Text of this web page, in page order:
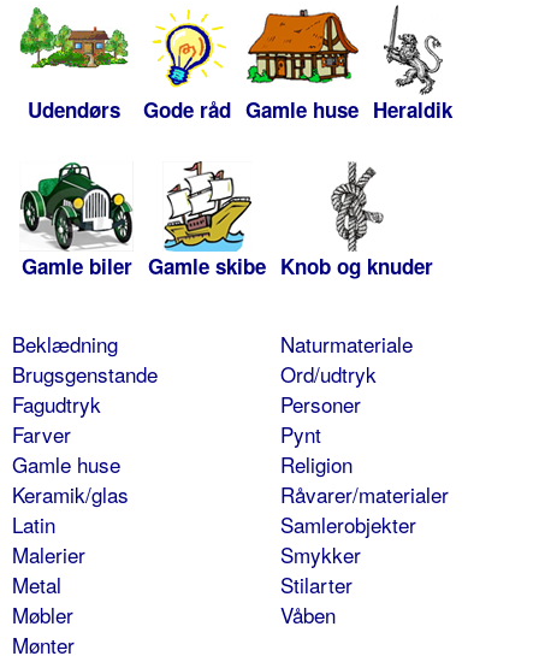
Udendørs Gode råd Gamle huse Heraldik
Gamle biler Gamle skibe Knob og knuder
Beklædning
Brugsgenstande
Fagudtryk
Farver
Gamle huse
Keramik/glas
Latin
Malerier
Metal
Møbler
Mønter
Naturmateriale
Ord/udtryk
Personer
Pynt
Religion
Råvarer/materialer
Samlerobjekter
Smykker
Stilarter
Våben